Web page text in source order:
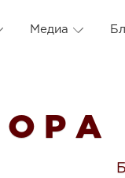
Медиа
О Р А